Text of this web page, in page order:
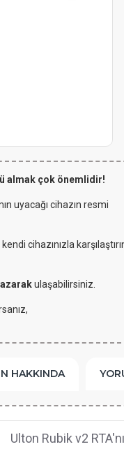
almak çok önemlidir!
uyacağı cihazın resmi
cihazınızla
ulaşabilirsiniz.
HAKKINDA
Ulton Rubik v2